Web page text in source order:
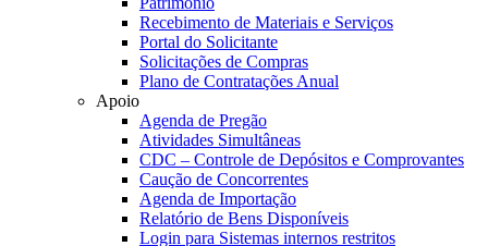
Recebimento de Materiais e Serviços
Portal do Solicitante
Solicitações de Compras
Plano de Contratações Anual
Apoio
Agenda de Pregão
Atividades Simultâneas
CDC – Controle de Depósitos e Comprovantes
Caução de Concorrentes
Agenda de Importação
Relatório de Bens Disponíveis
Login para Sistemas internos restritos